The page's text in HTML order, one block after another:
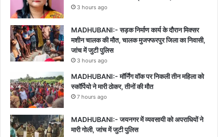
3 hours ago
MADHUBANI:- सड़क निर्माण कार्य के दौरान मिक्सर
मशीन चालक की मौत, चालक मुजफ्फरपुर जिला का निवासी,
जांच में जुटी पुलिस
3 hours ago
MADHUBANI:- मॉर्निंग वॉक पर निकली तीन महिला को
स्कॉर्पियो ने मारी ठोकर, तीनों की मौत
7 hours ago
MADHUBANI:- जयनगर में व्यवसायी को अपराधियों ने
मारी गोली, जांच में जुटी पुलिस